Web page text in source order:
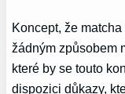
Koncept, že
žádným způsobem
které by se touto
dispozici důkazy,